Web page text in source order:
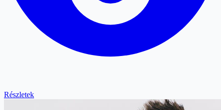
Részletek